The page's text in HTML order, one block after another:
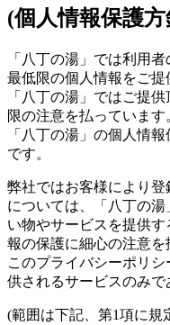
(個人情報保護方
「八丁の湯」では利用
最低限の個人情報をご提
「八丁の湯」ではご提
限の注意を払っています
「八丁の湯」の個人情
です。
弊社ではお客様により
については、「八丁の
い物やサービスを提供
報の保護に細心の注意を
このプライバシーポリ
供されるサービスのみで
(範囲は下記、第1項に規